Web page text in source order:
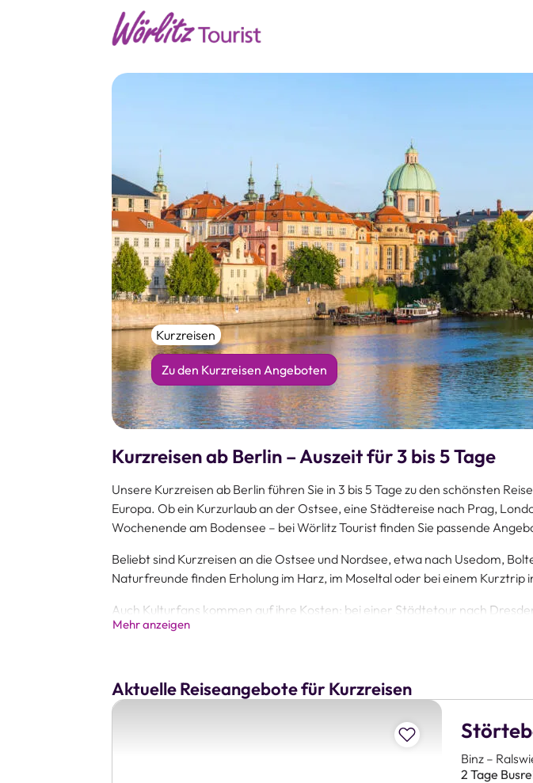
Kurzreisen
Zu den Kurzreisen Angeboten
Kurzreisen ab Berlin – Auszeit für 3 bis 5 Tage
Unsere Kurzreisen ab Berlin führen Sie in 3 bis 5 Tage zu den schönsten
Europa. Ob ein Kurzurlaub an der Ostsee, eine Städtereise nach Prag,
Wochenende am Bodensee – bei Wörlitz Tourist finden Sie passende
Beliebt sind Kurzreisen an die Ostsee und Nordsee, etwa nach Usedom,
Naturfreunde finden Erholung im Harz, im Moseltal oder bei einem Kurztrip
Auch Kulturfans kommen auf ihre Kosten: bei einer Städtetour nach
Saisonale Höhepunkte wie unsere geführten Kurztrips zu Ostern, Pfingsten,
Alle Kurzurlaube sind bis ins kleinste Detail organisiert und ideal für Singles,
im komfortablen Reisebus oder per Direktflug und übernachten in
Mehr anzeigen
Aktuelle Reiseangebote für Kurzreisen
Zur Merkliste hinzufügen
2 Tage
Binz –